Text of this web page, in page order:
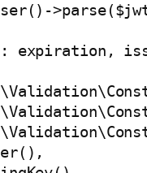
expiration,